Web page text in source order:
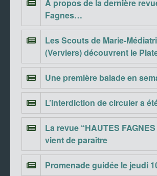
A propos de la dernière
Fagnes…
Les Scouts de Marie-
(Verviers) découvrent le
Une première balade en
L’interdiction de circuler a
La revue “HAUTES FAGNES
vient de paraître
Promenade guidée le jeudi